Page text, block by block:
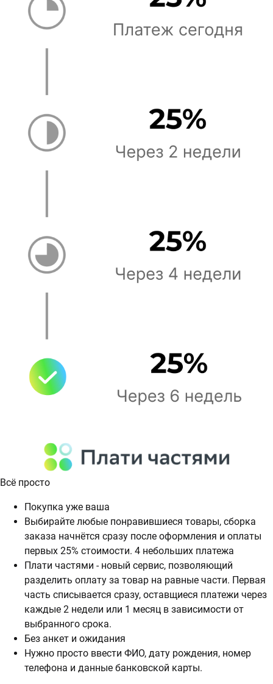
Всё просто
Покупка уже ваша
Выбирайте любые понравившиеся товары, сборка
заказа начнётся сразу после оформления и оплаты
первых 25% стоимости. 4 небольших платежа
Плати частями - новый сервис, позволяющий
разделить оплату за товар на равные части. Первая
часть списывается сразу, оставщиеся платежи через
каждые 2 недели или 1 месяц в зависимости от
выбранного срока.
Без анкет и ожидания
Нужно просто ввести ФИО, дату рождения, номер
телефона и данные банковской карты.